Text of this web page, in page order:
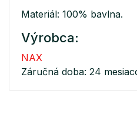
Materiál: 100% bavlna.
Výrobca:
NAX
Záručná doba: 24